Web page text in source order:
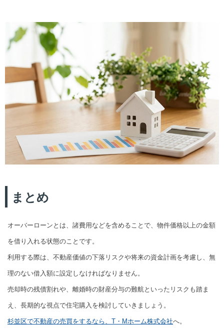
まとめ
オーバーローンとは、諸費用などを含めることで、物件価格以上の金額
を借り入れる状態のことです。
利用する際は、不動産価値の下落リスクや将来の資金計画を考慮し、無
理のない借入額に設定しなければなりません。
売却時の残債割れや、離婚時の財産分与の難航といったリスクも踏ま
え、長期的な視点で住宅購入を検討していきましょう。
杉並区で不動産の売買をするなら、T・Mホーム株式会社へ。